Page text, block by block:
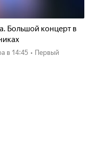
Большой концерт в
в 14:45 • Первый